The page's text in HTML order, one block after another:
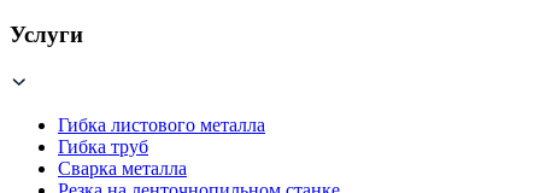
Услуги
Гибка листового металла
Гибка труб
Сварка металла